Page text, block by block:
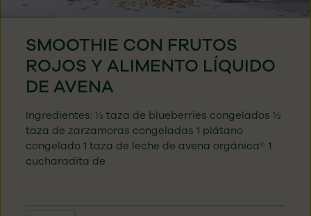
SMOOTHIE CON FRUTOS
ROJOS Y ALIMENTO LÍQUIDO
DE AVENA
Ingredientes: ½ taza de blueberries congelados ½
taza de zarzamoras congeladas 1 plátano
congelado 1 taza de leche de avena orgánica® 1
cucharadita de